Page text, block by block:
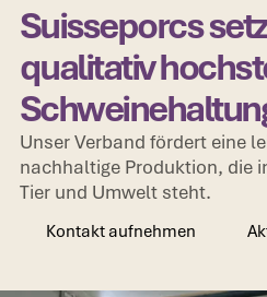
Suisseporcs
qualitativ
Unser Verband fördert eine
nachhaltige Produktion, die
Tier und Umwelt steht.
Kontakt aufnehmen